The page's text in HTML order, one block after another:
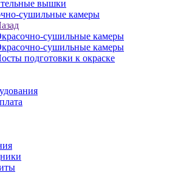
вышки
сушильные камеры
сушильные камеры
сушильные камеры
подготовки к окраске